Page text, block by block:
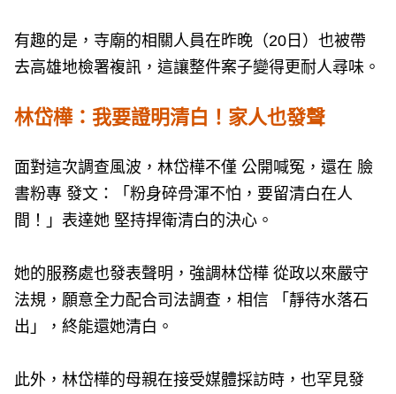
有趣的是，寺廟的相關人員在昨晚（20日）也被帶
去高雄地檢署複訊，這讓整件案子變得更耐人尋味。
林岱樺：我要證明清白！家人也發聲
面對這次調查風波，林岱樺不僅 公開喊冤，還在 臉
書粉專 發文：「粉身碎骨渾不怕，要留清白在人
間！」表達她 堅持捍衛清白的決心。
她的服務處也發表聲明，強調林岱樺 從政以來嚴守
法規，願意全力配合司法調查，相信 「靜待水落石
出」，終能還她清白。
此外，林岱樺的母親在接受媒體採訪時，也罕見發